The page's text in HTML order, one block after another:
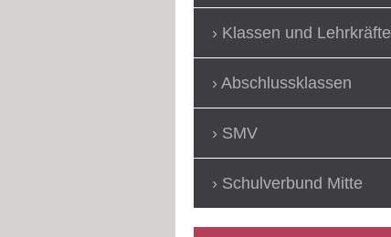
Klassen und Lehrkräfte
Abschlussklassen
SMV
Schulverbund Mitte